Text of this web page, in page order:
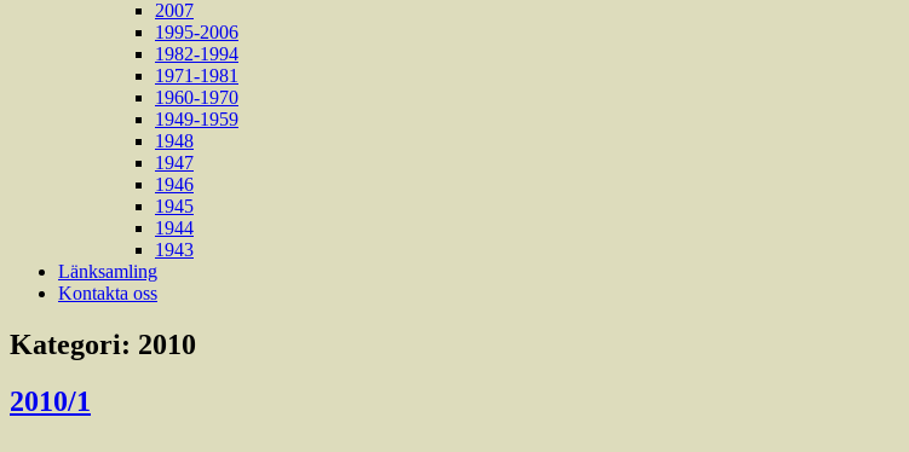
2007
1995-2006
1982-1994
1971-1981
1960-1970
1949-1959
1948
1947
1946
1945
1944
1943
Länksamling
Kontakta oss
Kategori: 2010
2010/1